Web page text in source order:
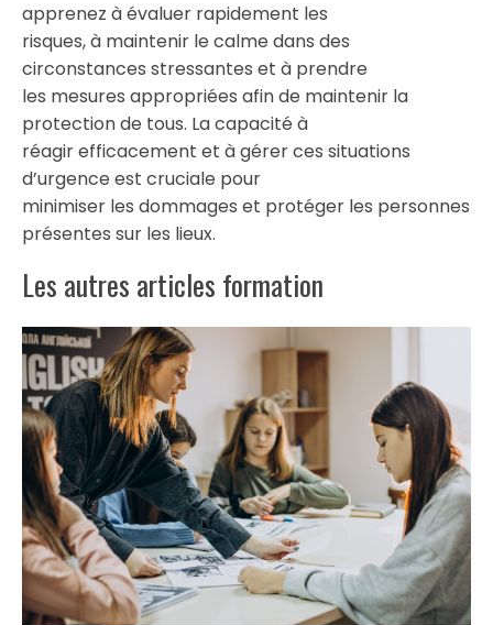
apprenez à évaluer rapidement les
risques, à maintenir le calme dans des
circonstances stressantes et à prendre
les mesures appropriées afin de maintenir la
protection de tous. La capacité à
réagir efficacement et à gérer ces situations
d’urgence est cruciale pour
minimiser les dommages et protéger les personnes
présentes sur les lieux.
Les autres articles formation